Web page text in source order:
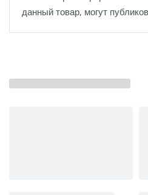
данный товар, могут